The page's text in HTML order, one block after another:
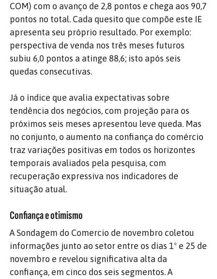
COM) com o avanço de 2,8 pontos e chega aos 90,7
pontos no total. Cada quesito que compõe este IE
apresenta seu próprio resultado. Por exemplo:
perspectiva de venda nos três meses futuros
subiu 6,0 pontos a atinge 88,6; isto após seis
quedas consecutivas.
Já o índice que avalia expectativas sobre
tendência dos negócios, com projeção para os
próximos seis meses apresentou leve queda. Mas
no conjunto, o aumento na confiança do comércio
traz variações positivas em todos os horizontes
temporais avaliados pela pesquisa, com
recuperação expressiva nos indicadores de
situação atual.
Confiança e otimismo
A Sondagem do Comercio de novembro coletou
informações junto ao setor entre os dias 1º e 25 de
novembro e revelou significativa alta da
confiança, em cinco dos seis segmentos. A